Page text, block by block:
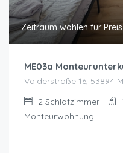
Zeitraum wählen für Preis
ME03a
Valderstraße 16, 53894
2 Schlafzimmer
Monteurwohnung